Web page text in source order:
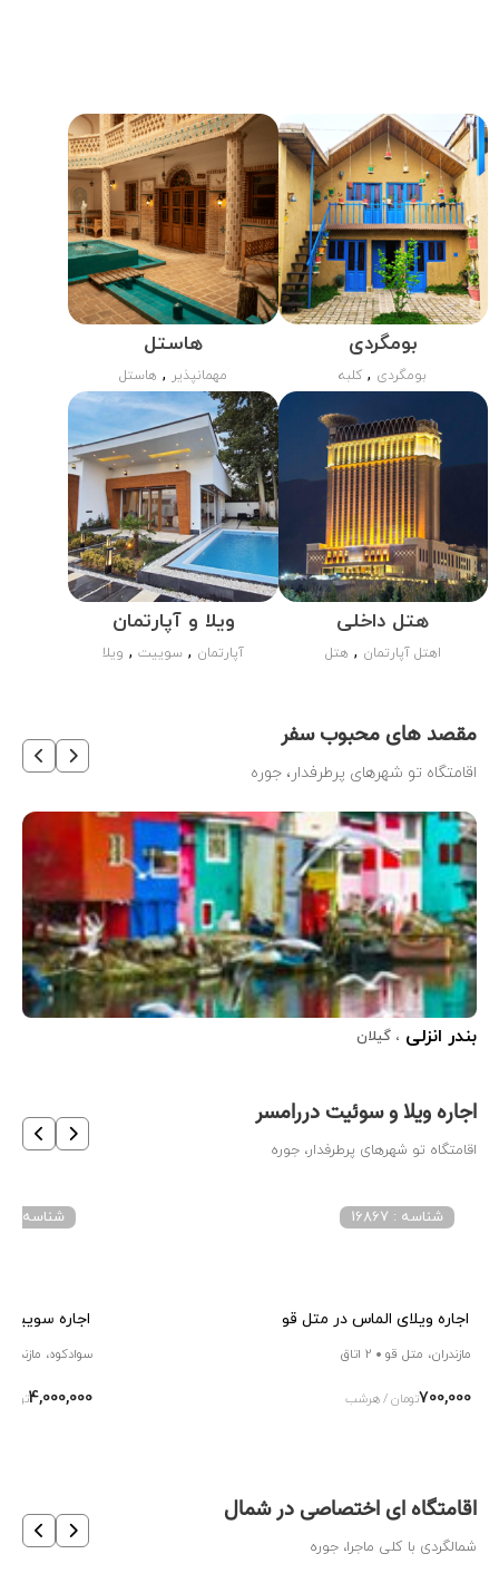
بومگردی
بومگردی , کلبه
هاستل
مهمانپذیر , هاستل
هتل داخلی
اهتل آپارتمان , هتل
ویلا و آپارتمان
آپارتمان , سوییت , ویلا
مقصد های محبوب سفر
اقامتگاه تو شهرهای پرطرفدار، جوره
بندر انزلی ، گیلان
اجاره ویلا و سوئیت دررامسر
اقامتگاه تو شهرهای پرطرفدار، جوره
اجاره ویلای الماس در متل قو
شناسه : 16867
مازندران، متل قو 2 اتاق
700,000تومان / هرشب
اجاره سوییت
شناسه : 7800
سوادکوه، مازندران
4,000,000
اقامتگاه ای اختصاصی در شمال
شمالگردی با کلی ماجرا، جوره